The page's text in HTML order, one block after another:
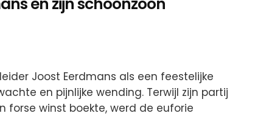
Joost Eerdmans als een feestelijke
en pijnlijke wending. Terwijl zijn partij
forse winst boekte, werd de euforie